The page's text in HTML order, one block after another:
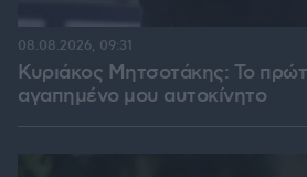
Κυριάκος Μητσοτάκης: Το
αγαπημένο μου αυτοκίνητο
08.08.2026, 09:31